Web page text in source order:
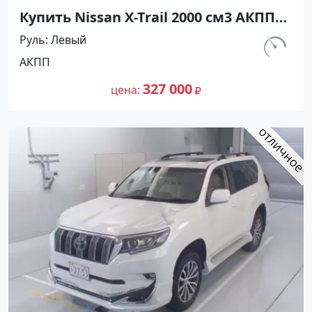
Купить Nissan X-Trail 2000 см3 АКПП
(140 л.с.) Бензин инжектор в
Ивановская : цвет Черный
Внедорожник 2005 года по цене
327000 рублей, объявление №24727
на сайте Авторынок23
км.
Руль Левый
АКПП
цена 327 000